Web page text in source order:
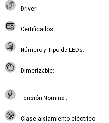
Driver
Certificados
Número y Tipo de LEDs
Dimerizable
Tensión Nominal
Clase aislamiento eléctrico